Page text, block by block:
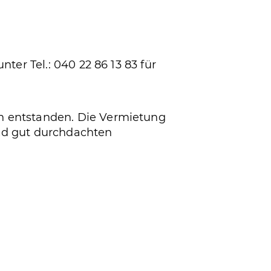
Tel.: 040 22 86 13 83 für
entstanden. Die Vermietung
gut durchdachten